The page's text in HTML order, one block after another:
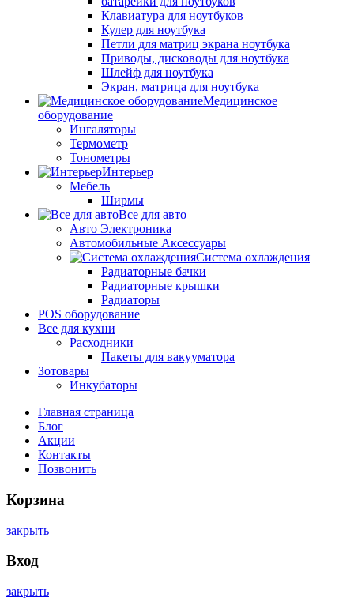
Клавиатура для ноутбуков
Кулер для ноутбука
Петли для матриц экрана ноутбука
Приводы, дисководы для ноутбука
Шлейф для ноутбука
Экран, матрица для ноутбука
Медицинское
оборудование
Ингаляторы
Термометр
Тонометры
Интерьер
Мебель
Ширмы
Все для авто
Авто Электроника
Автомобильные Аксессуары
Система охлаждения
Радиаторные бачки
Радиаторные крышки
Радиаторы
POS оборудование
Все для кухни
Расходники
Пакеты для вакууматора
Зотовары
Инкубаторы
Главная страница
Блог
Акции
Контакты
Позвонить
Корзина
закрыть
Вход
закрыть